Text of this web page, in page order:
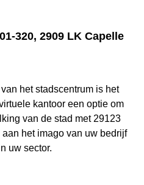
320, 2909 LK Capelle
het stadscentrum is het
kantoor een optie om
van de stad met 29123
het imago van uw bedrijf
uw sector.